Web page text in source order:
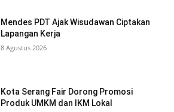
Mendes PDT Ajak Wisudawan Ciptakan
Lapangan Kerja
8 Agustus 2026
Kota Serang Fair Dorong Promosi
Produk UMKM dan IKM Lokal